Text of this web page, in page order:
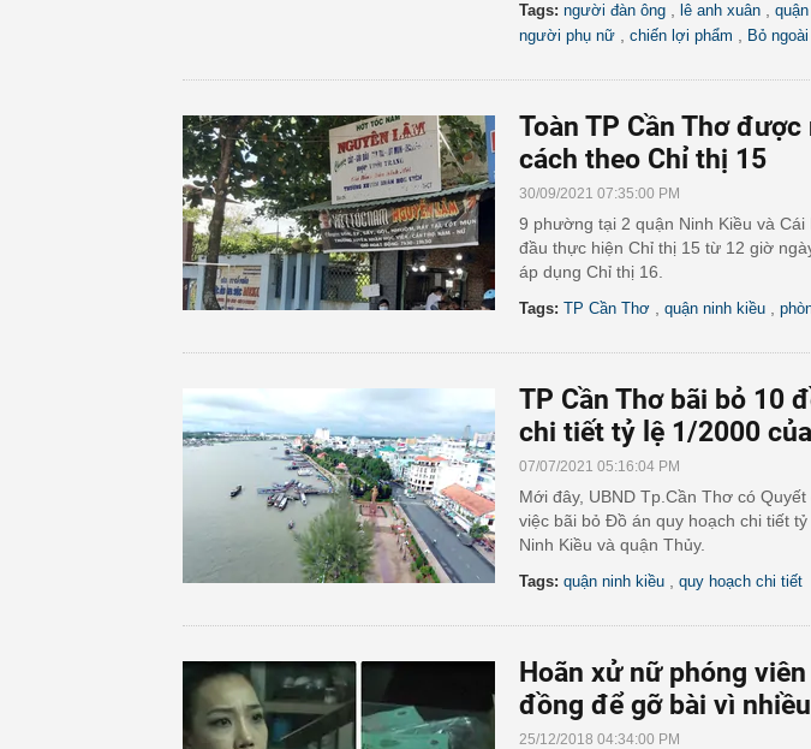
Tags: người đàn ông lê anh xuân
người phụ nữ chiến lợi phẩm Bỏ
Toàn TP Cần Thơ
cách theo Chỉ thị 15
30/09/2021 07:35:00 PM
9 phường tại 2 quận Ninh Kiều và
đầu thực hiện Chỉ thị 15 từ 12 giờ
áp dụng Chỉ thị 16.
Tags: TP Cần Thơ quận ninh kiều
TP Cần Thơ bãi bỏ 10
chi tiết tỷ lệ 1/2000
07/07/2021 05:16:04 PM
Mới đây, UBND Tp.Cần Thơ có
việc bãi bỏ Đồ án quy hoạch chi tiết
Ninh Kiều và quận Thủy.
Tags: quận ninh kiều quy hoạch chi tiết
Hoãn xử nữ phóng
đồng để gỡ bài vì
25/12/2018 04:34:00 PM